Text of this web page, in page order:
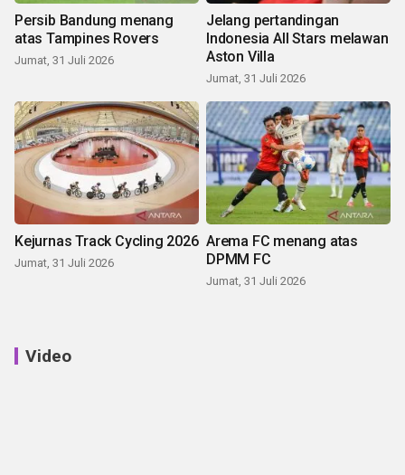
Persib Bandung menang
atas Tampines Rovers
Jumat, 31 Juli 2026
Jelang pertandingan
Indonesia All Stars melawan
Aston Villa
Jumat, 31 Juli 2026
Kejurnas Track Cycling 2026
Jumat, 31 Juli 2026
Arema FC menang atas
DPMM FC
Jumat, 31 Juli 2026
Video